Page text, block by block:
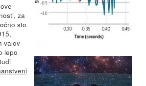
za
sto
valov
lepo